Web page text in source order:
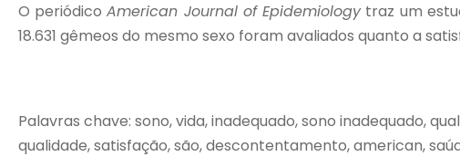
O periódicoAmerican Journal of Epidemiologytraz um
18.631 gêmeos do mesmo sexo foram avaliados quanto a
Palavras chave: sono, vida, inadequado, sono inadequado,
qualidade, satisfação, são, descontentamento, american,